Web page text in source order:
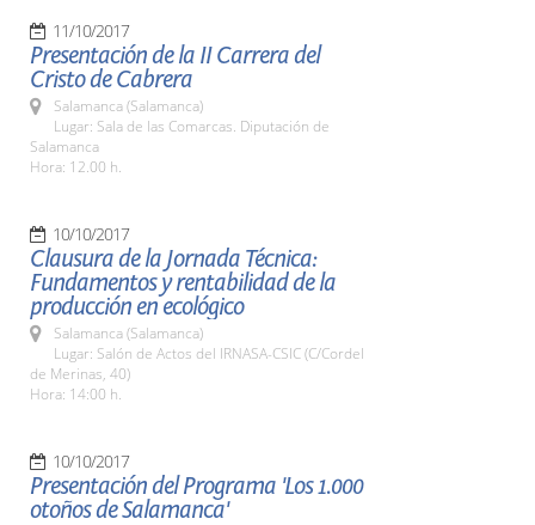
11/10/2017
Presentación de la II Carrera del
Cristo de Cabrera
Salamanca (Salamanca)
Lugar: Sala de las Comarcas. Diputación de
Salamanca
Hora: 12.00 h.
10/10/2017
Clausura de la Jornada Técnica:
Fundamentos y rentabilidad de la
producción en ecológico
Salamanca (Salamanca)
Lugar: Salón de Actos del IRNASA-CSIC (C/Cordel
de Merinas, 40)
Hora: 14:00 h.
10/10/2017
Presentación del Programa 'Los 1.000
otoños de Salamanca'